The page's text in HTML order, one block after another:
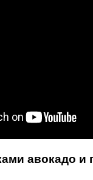
авокадо